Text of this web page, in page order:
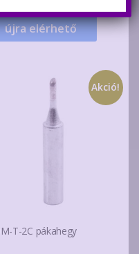
ha
újra elérhető
Akció!
T-2C pákahegy